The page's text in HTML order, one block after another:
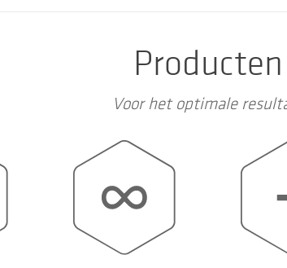
Producten
Voor het optimale